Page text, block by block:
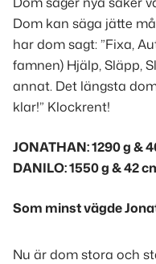
Dom kan säga jätte
har dom sagt: ”Fixa,
famnen) Hjälp, Släpp,
annat. Det längsta
klar!” Klockrent!
JONATHAN: 1290 g &
DANILO: 1550 g & 42
Som minst vägde
Nu är dom stora och